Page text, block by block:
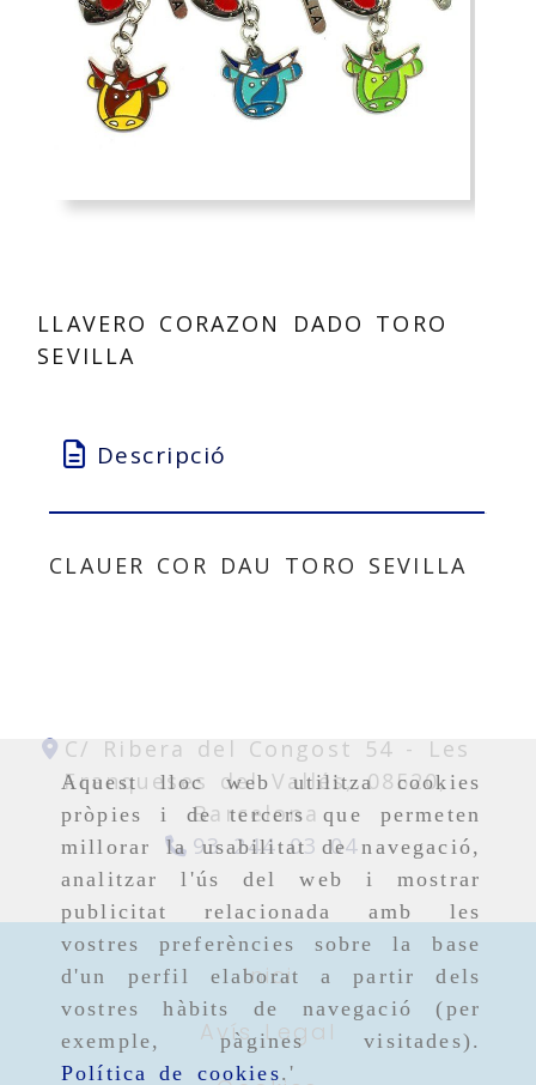
Aquest lloc web utilitza cookies
pròpies i de tercers que permeten
millorar la usabilitat de navegació,
analitzar l'ús del web i mostrar
publicitat relacionada amb les
vostres preferències sobre la base
d'un perfil elaborat a partir dels
vostres hàbits de navegació (per
exemple, pàgines visitades).
Política de cookies.'
LLAVERO CORAZON DADO TORO
SEVILLA
Descripció
CLAUER COR DAU TORO SEVILLA
C/ Ribera del Congost 54 -
Les
Franqueses del Vallés,08520,
Barcelona
93 244 03 04
Inici
Avís Legal